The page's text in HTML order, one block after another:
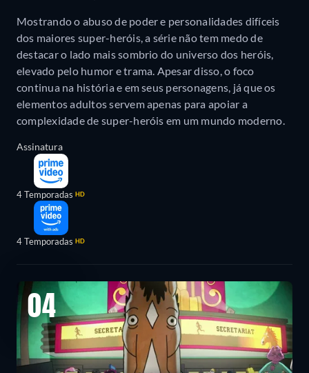
Mostrando o abuso de poder e personalidades difíceis
dos maiores super-heróis, a série não tem medo de
destacar o lado mais sombrio do universo dos heróis,
elevado pelo humor e trama. Apesar disso, o foco
continua na história e em seus personagens, já que os
elementos adultos servem apenas para apoiar a
complexidade de super-heróis em um mundo moderno.
Assinatura
4 Temporadas HD
4 Temporadas HD
04